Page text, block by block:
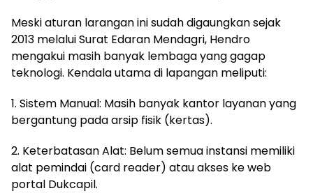
​Meski aturan larangan ini sudah digaungkan sejak
2013 melalui Surat Edaran Mendagri, Hendro
mengakui masih banyak lembaga yang gagap
teknologi. Kendala utama di lapangan meliputi:
​1. Sistem Manual: Masih banyak kantor layanan yang
bergantung pada arsip fisik (kertas).
​2. Keterbatasan Alat: Belum semua instansi memiliki
alat pemindai (card reader) atau akses ke web
portal Dukcapil.